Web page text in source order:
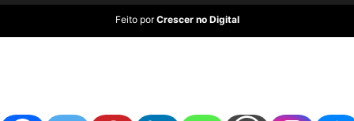
Feito por Crescer no Digital